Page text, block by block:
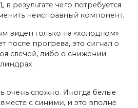
результате чего потребуется
неисправный компонент.
виден только на «холодном»
после прогрева, это сигнал о
свечей, либо о снижении
очень сложно. Иногда белые
с синими, и это вполне